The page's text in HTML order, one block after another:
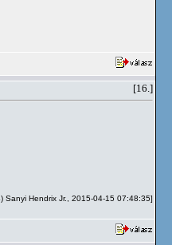
[16.]
Sanyi Hendrix Jr., 2015-04-15 07:48:35]